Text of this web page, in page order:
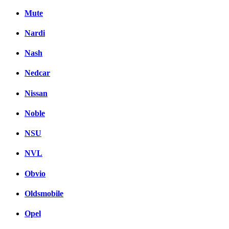
Mute
Nardi
Nash
Nedcar
Nissan
Noble
NSU
NVL
Obvio
Oldsmobile
Opel